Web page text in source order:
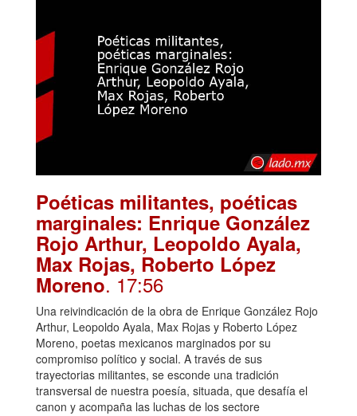
Poéticas militantes, poéticas
marginales: Enrique González
Rojo Arthur, Leopoldo Ayala,
Max Rojas, Roberto López
Moreno. 17:56
Una reivindicación de la obra de Enrique González Rojo
Arthur, Leopoldo Ayala, Max Rojas y Roberto López
Moreno, poetas mexicanos marginados por su
compromiso político y social. A través de sus
trayectorias militantes, se esconde una tradición
transversal de nuestra poesía, situada, que desafía el
canon y acompaña las luchas de los sectore